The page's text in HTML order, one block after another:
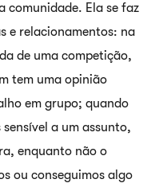
comunidade. Ela se faz
e relacionamentos: na
de uma competição,
tem uma opinião
em grupo; quando
a um assunto,
enquanto não o
ou conseguimos algo